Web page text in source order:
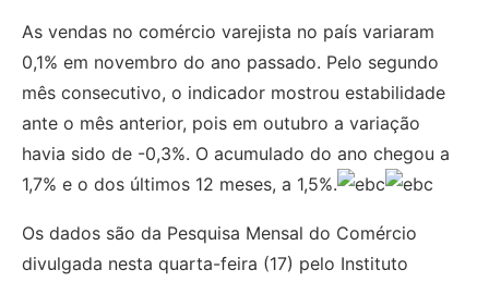
As vendas no comércio varejista no país variaram
0,1% em novembro do ano passado. Pelo segundo
mês consecutivo, o indicador mostrou estabilidade
ante o mês anterior, pois em outubro a variação
havia sido de -0,3%. O acumulado do ano chegou a
1,7% e o dos últimos 12 meses, a 1,5%.
Os dados são da Pesquisa Mensal do Comércio
divulgada nesta quarta-feira (17) pelo Instituto